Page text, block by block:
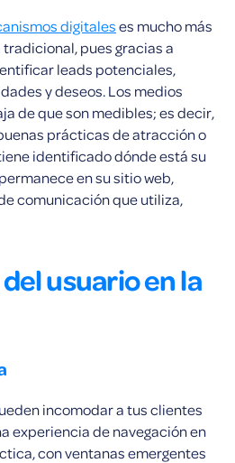
digitaleses mucho más
pues gracias a
leads potenciales,
y deseos. Los medios
de que son medibles; es decir,
prácticas de atracción o
identificado dónde está su
en su sitio web,
comunicación que utiliza,
usuario en la
incomodar a tus clientes
experiencia de navegación en
con ventanas emergentes